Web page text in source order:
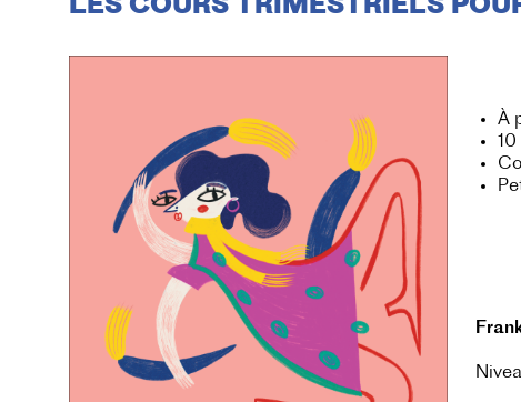
LES COURS TRIMESTRIELS
À
10